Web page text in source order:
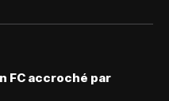
FC accroché par